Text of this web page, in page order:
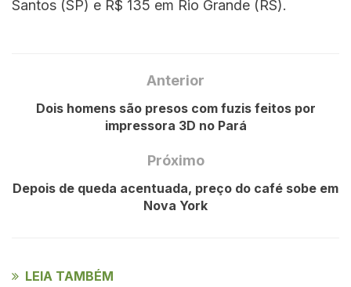
Santos (SP) e R$ 135 em Rio Grande (RS).
Anterior
Dois homens são presos com fuzis feitos por
impressora 3D no Pará
Próximo
Depois de queda acentuada, preço do café sobe em
Nova York
LEIA TAMBÉM